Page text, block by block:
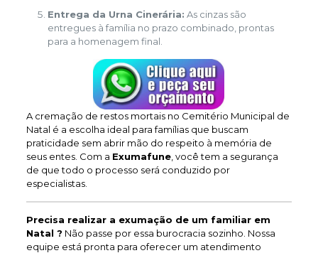
Entrega da Urna Cinerária: As cinzas são
entregues à família no prazo combinado, prontas
para a homenagem final.
A cremação de restos mortais no Cemitério Municipal de
Natal é a escolha ideal para famílias que buscam
praticidade sem abrir mão do respeito à memória de
seus entes. Com a Exumafune, você tem a segurança
de que todo o processo será conduzido por
especialistas.
Precisa realizar a exumação de um familiar em
Natal ? Não passe por essa burocracia sozinho. Nossa
equipe está pronta para oferecer um atendimento